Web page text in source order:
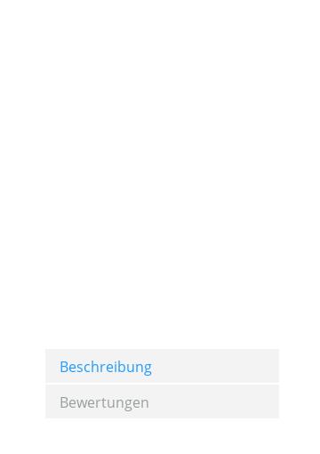
Beschreibung
Bewertungen